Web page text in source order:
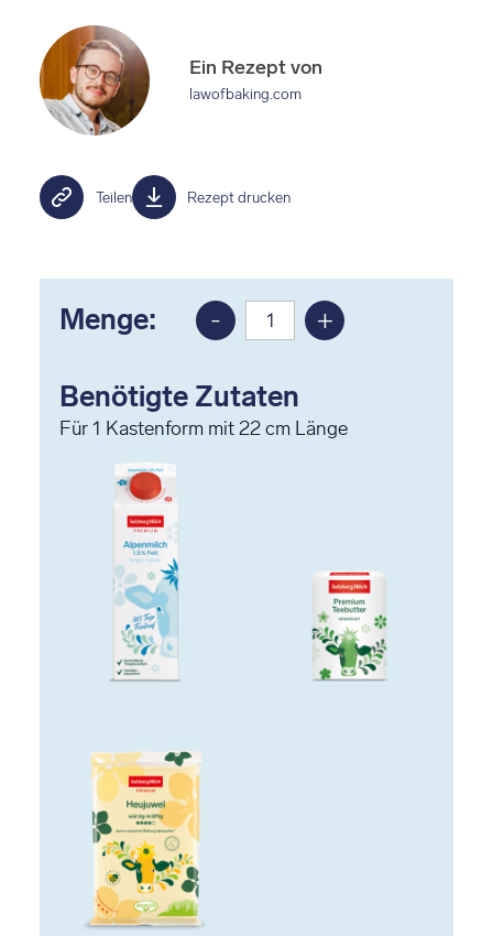
Ein Rezept von
lawofbaking.com
Teilen Rezept drucken
Menge:
Portion
-
Portion
+
Benötigte Zutaten
Für 1 Kastenform mit 22 cm Länge